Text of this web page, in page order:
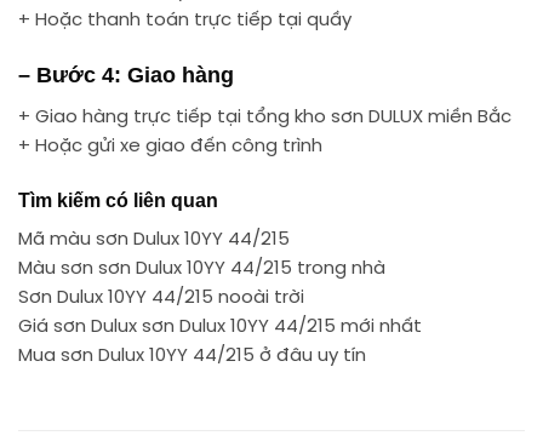
+ Hoặc thanh toán trực tiếp tại quầy
– Bước 4: Giao hàng
+ Giao hàng trực tiếp tại tổng kho sơn DULUX miền Bắc
+ Hoặc gửi xe giao đến công trình
Tìm kiếm có liên quan
Mã màu sơn Dulux 10YY 44/215
Màu sơn sơn Dulux 10YY 44/215 trong nhà
Sơn Dulux 10YY 44/215 nooài trời
Giá sơn Dulux sơn Dulux 10YY 44/215 mới nhất
Mua sơn Dulux 10YY 44/215 ở đâu uy tín